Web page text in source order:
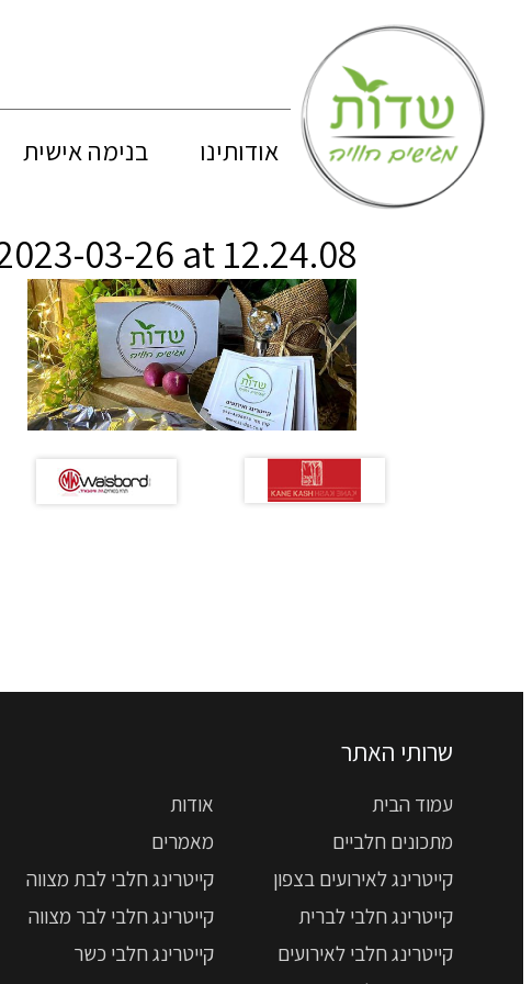
אודותינו בנימה אישית
03-26 at 12.24.08
שרותי האתר
עמוד הבית
אודות
מתכונים חלביים
מאמרים
קייטרינג לאירועים בצפון
קייטרינג חלבי לבת מצווה
קייטרינג חלבי לברית
קייטרינג חלבי לבר מצווה
קייטרינג חלבי לאירועים
קייטרינג חלבי כשר